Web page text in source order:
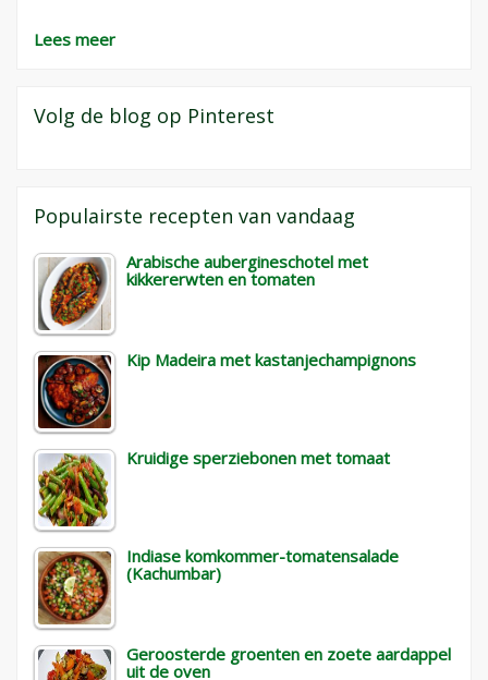
Lees meer
Volg de blog op Pinterest
Populairste recepten van vandaag
Arabische aubergineschotel met
kikkererwten en tomaten
Kip Madeira met kastanjechampignons
Kruidige sperziebonen met tomaat
Indiase komkommer-tomatensalade
(Kachumbar)
Geroosterde groenten en zoete aardappel
uit de oven